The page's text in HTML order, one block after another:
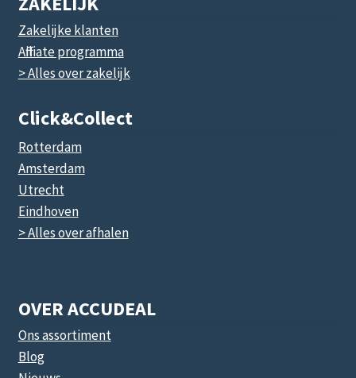
Zakelijke klanten
Affiliate programma
> Alles over zakelijk
Click&collect
Rotterdam
Amsterdam
Utrecht
Eindhoven
> Alles over afhalen
OVER ACCUDEAL
Ons assortiment
Blog